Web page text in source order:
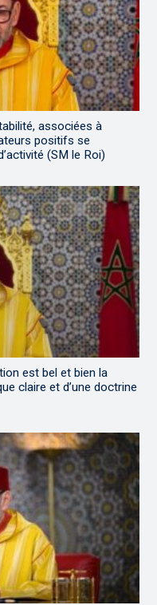
associées à
positifs se
(SM le Roi)
est bel et bien la
claire et d’une doctrine